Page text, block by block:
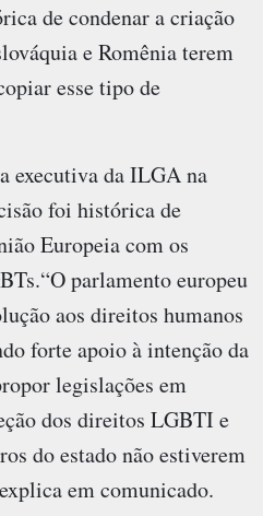
de condenar a criação
e Romênia terem
esse tipo de
executiva da ILGA na
foi histórica de
Europeia com os
parlamento europeu
aos direitos humanos
forte apoio à intenção da
legislações em
dos direitos LGBTI e
do estado não estiverem
em comunicado.